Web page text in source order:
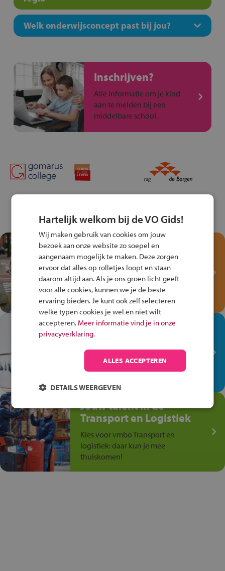
Welk onderwijsconcept past bij jou?
Inschrijven?
Alle informatie om je kind
aan te melden bij een
middelbare school.
Test je kennis met het
Fiets Veilig
Verkeersspel!
Speel het Fiets Veilig Verkeersspel
en win een Cortina-fiets!
In de winkel ben je op je
plek!
Ontdek via het vmbo jouw talent
op de winkelvloer, waar elke dag
Jouw talent in de
Transport en Logistiek
Kies voor vmbo Transport en
logistiek: daar kun je mee
thuiskomen!
Hartelijk welkom bij de VO Gids!
Wij maken gebruik van cookies om jouw
bezoek aan onze website zo soepel en
aangenaam mogelijk te maken. Deze zorgen
ervoor dat alles op rolletjes loopt en staan
daarom altijd aan. Als je ons groen licht geeft
voor alle cookies, kunnen we je de beste
ervaring bieden. Je kunt ook zelf selecteren
welke typen cookies je wel en niet wilt
accepteren. Meer informatie vind je in onze
privacyverklaring.
ALLES ACCEPTEREN
DETAILS WEERGEVEN